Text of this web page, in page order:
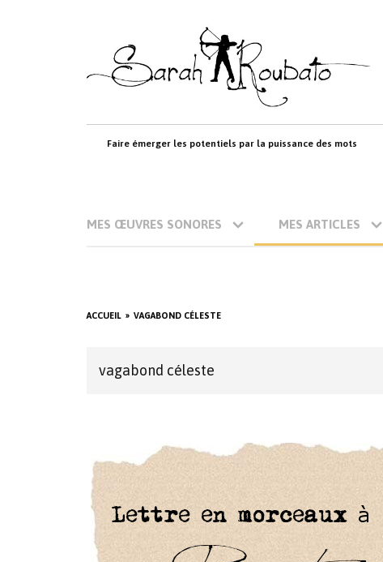
content
Faire émerger les potentiels par la puissance des mots
MES ŒUVRES SONORES MES ARTICLES
ACCUEIL VAGABOND CÉLESTE
vagabond céleste